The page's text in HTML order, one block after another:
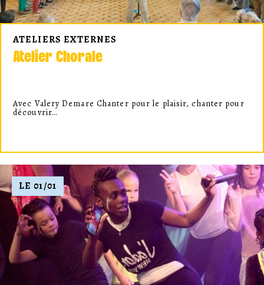
ATELIERS EXTERNES
Atelier Chorale
Avec Valery Demare Chanter pour le plaisir, chanter pour
découvrir…
LE 01/01